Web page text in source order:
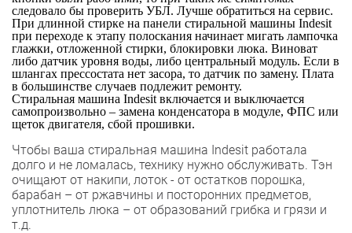
следовало бы проверить УБЛ. Лучше обратиться на сервис.
При длинной стирке на панели стиральной машины Indesit
при переходе к этапу полоскания начинает мигать лампочка
глажки, отложенной стирки, блокировки люка. Виноват
либо датчик уровня воды, либо центральный модуль. Если в
шлангах прессостата нет засора, то датчик по замену. Плата
в большинстве случаев подлежит ремонту.
Стиральная машина Indesit включается и выключается
самопроизвольно – замена конденсатора в модуле, ФПС или
щеток двигателя, сбой прошивки.
Чтобы ваша стиральная машина Indesit работала
долго и не ломалась, технику нужно обслуживать. Тэн
очищают от накипи, лоток - от остатков порошка,
барабан – от ржавчины и посторонних предметов,
уплотнитель люка – от образований грибка и грязи и
т.д.